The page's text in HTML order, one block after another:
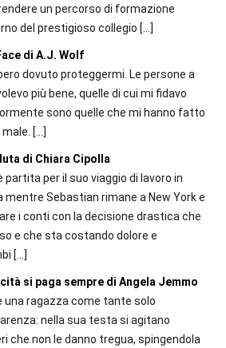
un percorso di formazione
del prestigioso collegio […]
di A.J. Wolf
dovuto proteggermi. Le persone a
più bene, quelle di cui mi fidavo
sono quelle che mi hanno fatto
male. […]
di Chiara Cipolla
partita per il suo viaggio di lavoro in
mentre Sebastian rimane a New York e
i conti con la decisione drastica che
e che sta costando dolore e
[…]
si paga sempre di Angela Jemmo
una ragazza come tante solo
nella sua testa si agitano
che non le danno tregua, spingendola